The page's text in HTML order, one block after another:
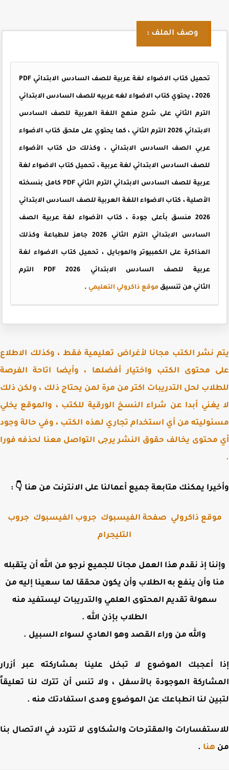
وصف الملف :
تحميل كتاب الاضواء لغة عربية للصف السادس الابتدائي PDF
2026 ، يحتوي كتاب الاضواء لغه عربيه للصف السادس الابتدائي
الترم الثاني على شرح منهج اللغة العربية للصف السادس
الابتدائي 2026 الترم الثاني ، كما يحتوي على ملحق كتاب الاضواء
عربي الصف السادس الابتدائي ، وكذلك حل كتاب الأضواء
للصف السادس الابتدائي لغة عربية ، تحميل كتاب الاضواء لغة
عربية للصف السادس الابتدائي الترم الثاني PDF كامل بنسخته
الأصلية ، كتاب الاضواء اللغة العربية للصف السادس الابتدائي
2026 منسق بأعلى جودة ، كتاب الأضواء لغة عربية الصف
السادس الابتدائي الترم الثاني 2026 جاهز للطباعة وكذلك
المذاكرة على الكمبيوتر والموبايل ، تحميل كتاب الاضواء لغة
عربية للصف السادس الابتدائي PDF 2026 الترم
الثاني من تنسيقموقع ذاكرولي التعليمي.
نشر الكتب مجانا لأغراض تعليمية فقط ، وكذلك الاطلاع
محتوى الكتب واختيار أفضلها ، وأيضا اتاحة الفرصة
لحل التدريبات اكتر من مرة لمن يحتاج ذلك ، ولكن ذلك
يغني أبدا عن شراء النسخ الورقية للكتب ، والموقع يخلي
من أي استخدام تجاري لهذه الكتب ، وفي حالة وجود
محتوى يخالف حقوق النشر يرجى التواصل معنا لحذفه فورا
يمكنك متابعة جميع أعمالنا على الانترنت من هنا 👇 :
ذاكرولي صفحة الفيسبوك جروب الفيسبوك جروب
التليجرام
إذ نقدم هذا العمل مجانا للجميع نرجو من الله أن يتقبله
وأن ينفع به الطلاب وأن يكون محققا لما سعينا إليه من
سهولة تقديم المحتوى العلمي والتدريبات ليستفيد منه
الطلاب بإذن الله .
والله من وراء القصد وهو الهادي لسواء السبيل .
أعجبك الموضوع لا تبخل علينا بمشاركته عبر أزرار
الموجودة بالأسفل ، ولا تنس أن تترك لنا تعليقاً
لنا انطباعك عن الموضوع ومدى استفادتك منه .
والمقترحات والشكاوى لا تتردد في الاتصال بنا
هنا.